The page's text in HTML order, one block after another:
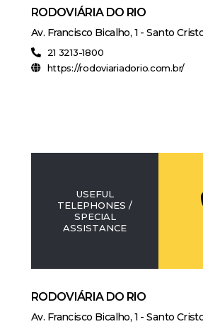
RODOVIÁRIA DO RIO
Av. Francisco Bicalho, 1 - Santo
21 3213-1800
https://rodoviariadorio.com.br/
USEFUL
TELEPHONES /
SPECIAL
ASSISTANCE
RODOVIÁRIA DO RIO
Av. Francisco Bicalho, 1 - Santo